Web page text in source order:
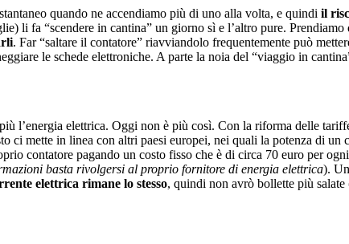
quando ne accendiamo più di uno alla volta, e quindi il
li fa “scendere in cantina” un giorno sì e l’altro pure. Prendiamo
. Far “saltare il contatore” riavviandolo frequentemente può
le schede elettroniche. A parte la noia del “viaggio in
l’energia elettrica. Oggi non è più così. Con la riforma delle
mette in linea con altri paesi europei, nei quali la potenza di un
contatore pagando un costo fisso che è di circa 70 euro per
basta rivolgersi al proprio fornitore di energia elettrica).
elettrica rimane lo stesso, quindi non avrò bollette più